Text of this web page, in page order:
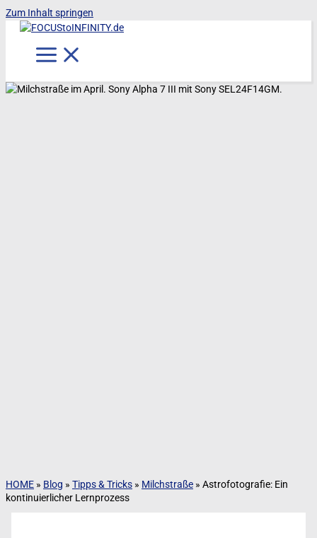
Zum Inhalt springen
HOME » Blog » Tipps & Tricks » Milchstraße » Astrofotografie: Ein
kontinuierlicher Lernprozess